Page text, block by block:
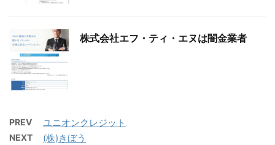
株式会社エフ・ティ・エヌは闇金業者
PREV ユニオンクレジット
NEXT (株)きぼう